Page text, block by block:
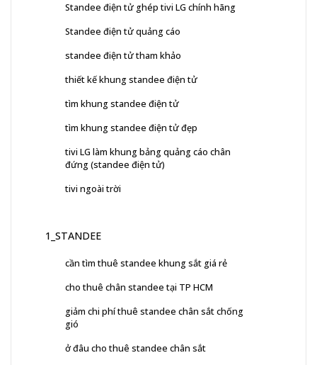
Standee điện tử ghép tivi LG chính hãng
Standee điện tử quảng cáo
standee điện tử tham khảo
thiết kế khung standee điện tử
tìm khung standee điện tử
tìm khung standee điện tử đẹp
tivi LG làm khung bảng quảng cáo chân
đứng (standee điện tử)
tivi ngoài trời
1_STANDEE
cần tìm thuê standee khung sắt giá rẻ
cho thuê chân standee tại TP HCM
giảm chi phí thuê standee chân sắt chống
gió
ở đâu cho thuê standee chân sắt